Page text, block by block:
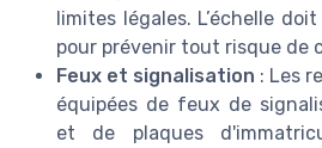
limites légales. L’échelle
pour prévenir tout risque de
Feux et signalisation : Les
équipées de feux de
et de plaques